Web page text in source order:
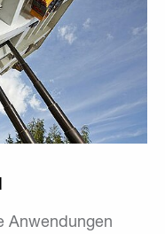
Anwendungen